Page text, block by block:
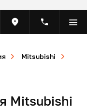
Mitsubishi
Mitsubishi